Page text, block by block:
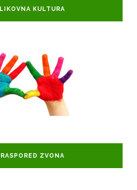
LIKOVNA KULTURA
RASPORED ZVONA